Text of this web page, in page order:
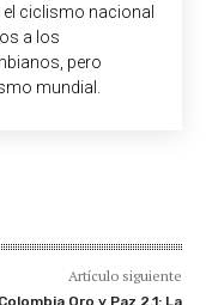
ciclismo nacional
a los
pero
mundial.
Artículo siguiente
Colombia Oro y Paz 2.1: La